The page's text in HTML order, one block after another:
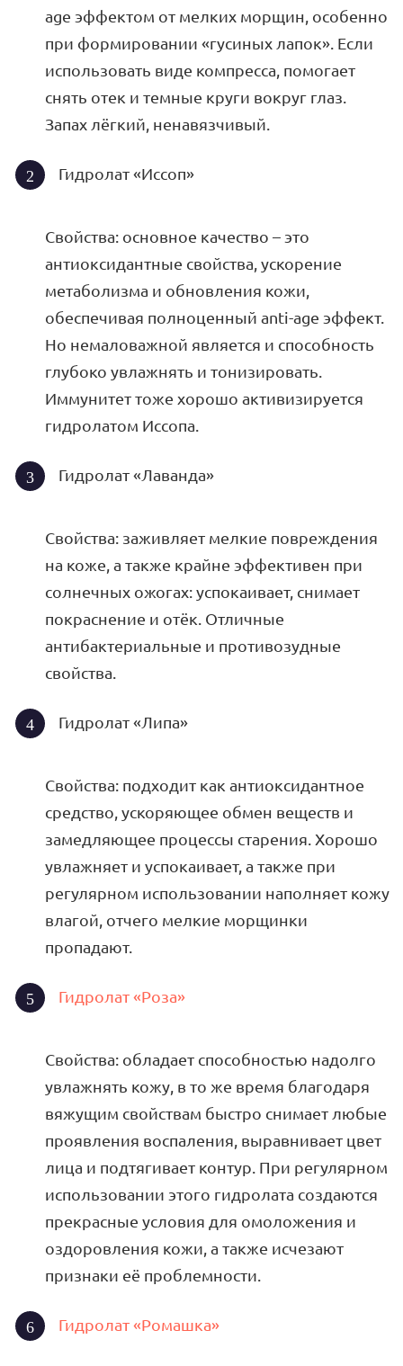
age эффектом от мелких морщин, особенно
при формировании «гусиных лапок». Если
использовать виде компресса, помогает
снять отек и темные круги вокруг глаз.
Запах лёгкий, ненавязчивый.
Гидролат «Иссоп»
Свойства: основное качество – это
антиоксидантные свойства, ускорение
метаболизма и обновления кожи,
обеспечивая полноценный anti-age эффект.
Но немаловажной является и способность
глубоко увлажнять и тонизировать.
Иммунитет тоже хорошо активизируется
гидролатом Иссопа.
Гидролат «Лаванда»
Свойства: заживляет мелкие повреждения
на коже, а также крайне эффективен при
солнечных ожогах: успокаивает, снимает
покраснение и отёк. Отличные
антибактериальные и противозудные
свойства.
Гидролат «Липа»
Свойства: подходит как антиоксидантное
средство, ускоряющее обмен веществ и
замедляющее процессы старения. Хорошо
увлажняет и успокаивает, а также при
регулярном использовании наполняет кожу
влагой, отчего мелкие морщинки
пропадают.
Гидролат «Роза»
Свойства: обладает способностью надолго
увлажнять кожу, в то же время благодаря
вяжущим свойствам быстро снимает любые
проявления воспаления, выравнивает цвет
лица и подтягивает контур. При регулярном
использовании этого гидролата создаются
прекрасные условия для омоложения и
оздоровления кожи, а также исчезают
признаки её проблемности.
Гидролат «Ромашка»